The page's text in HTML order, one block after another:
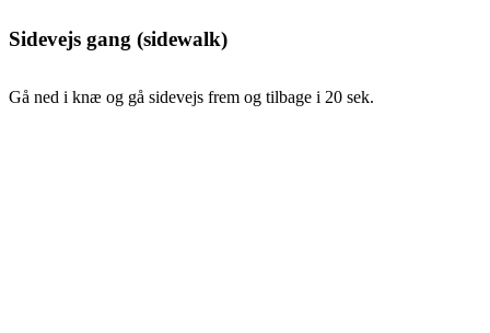
Sidevejs gang (sidewalk)
Gå ned i knæ og gå sidevejs frem og tilbage i 20 sek.